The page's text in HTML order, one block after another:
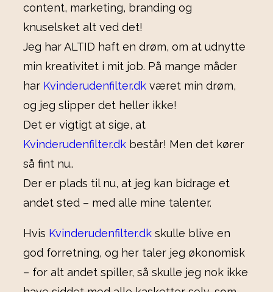
content, marketing, branding og
knuselsket alt ved det!
Jeg har ALTID haft en drøm, om at udnytte
min kreativitet i mit job. På mange måder
har Kvinderudenfilter.dk været min drøm,
og jeg slipper det heller ikke!
Det er vigtigt at sige, at
Kvinderudenfilter.dk består! Men det kører
så fint nu..
Der er plads til nu, at jeg kan bidrage et
andet sted – med alle mine talenter.
Hvis Kvinderudenfilter.dk skulle blive en
god forretning, og her taler jeg økonomisk
– for alt andet spiller, så skulle jeg nok ikke